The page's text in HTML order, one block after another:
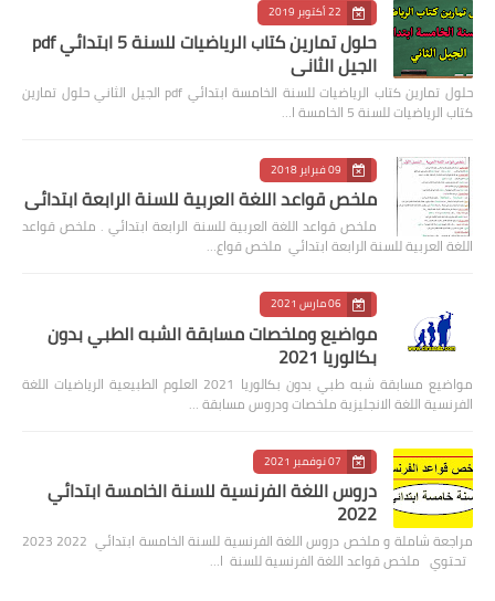
22 أكتوبر 2019
حلول تمارين كتاب الرياضيات للسنة 5 ابتدائي pdf
الجيل الثاني
حلول تمارين كتاب الرياضيات للسنة الخامسة ابتدائي pdf الجيل الثاني حلول تمارين
كتاب الرياضيات للسنة 5 الخامسة ا…
09 فبراير 2018
ملخص قواعد اللغة العربية للسنة الرابعة ابتدائي
ملخص قواعد اللغة العربية للسنة الرابعة ابتدائي . ملخص قواعد
اللغة العربية للسنة الرابعة ابتدائي ملخص قواع…
06 مارس 2021
مواضيع وملخصات مسابقة الشبه الطبي بدون
بكالوريا 2021
مواضيع مسابقة شبه طبي بدون بكالوريا 2021 العلوم الطبيعية الرياضيات اللغة
الفرنسية اللغة الانجليزية ملخصات ودروس مسابقة …
07 نوفمبر 2021
دروس اللغة الفرنسية للسنة الخامسة ابتدائي
2022
مراجعة شاملة و ملخص دروس اللغة الفرنسية للسنة الخامسة ابتدائي 2022 2023
تحتوي ملخص قواعد اللغة الفرنسية للسنة ا…